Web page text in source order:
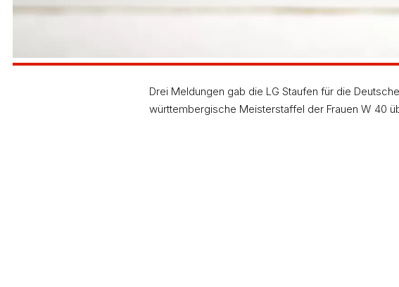
Drei Meldungen gab die LG Staufen für die
württembergische Meisterstaffel der Frauen W 40